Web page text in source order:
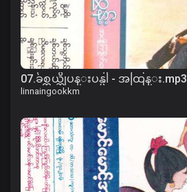
07.ခ်စ္တယ္ဆိုပန္းပန္ပါ - အထြန္း.mp3
linnaingookkm